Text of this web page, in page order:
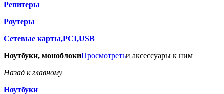
Репитеры
Роутеры
Сетевые карты,PCI,USB
Ноутбуки, моноблокиПросмотретьи аксессуары к ним
Назад к главному
Ноутбуки